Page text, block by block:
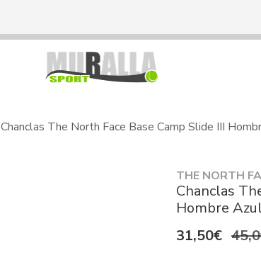
Chanclas The North Face Base Camp Slide III
THE NORTH
Chanclas
Hombre Azul
31,50€